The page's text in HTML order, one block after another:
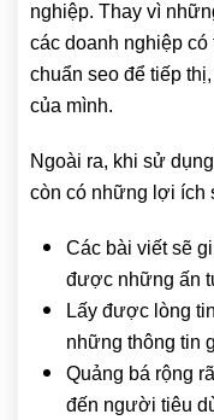
nghiệp. Thay vì
các doanh nghiệp
chuẩn seo để tiếp
của mình.
Ngoài ra, khi sử
còn có những lợi ích
Các bài viết sẽ
được những ấn
Lấy được lòng
những thông tin
Quảng bá rộng
đến người tiêu